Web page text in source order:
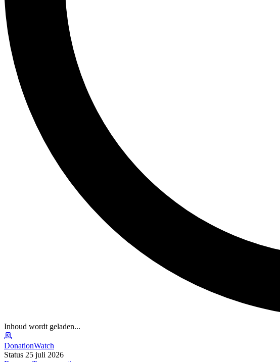
Inhoud wordt geladen...
DonationWatch
Status 25 juli 2026